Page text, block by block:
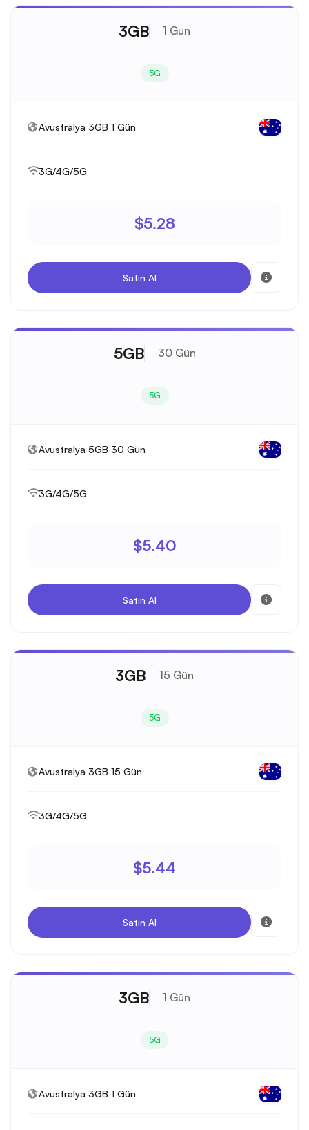
3GB 1 Gün
5G
Avustralya 3GB 1 Gün
3G/4G/5G
$5.28
Satın Al
5GB 30 Gün
5G
Avustralya 5GB 30 Gün
3G/4G/5G
$5.40
Satın Al
3GB 15 Gün
5G
Avustralya 3GB 15 Gün
3G/4G/5G
$5.44
Satın Al
3GB 1 Gün
5G
Avustralya 3GB 1 Gün